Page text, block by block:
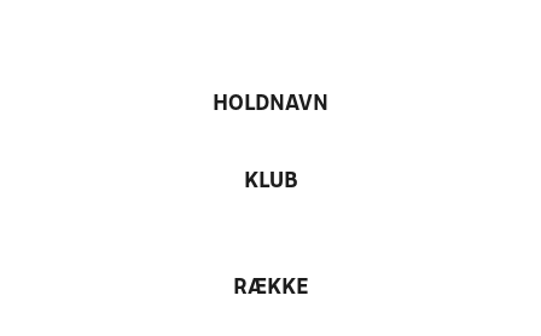
HOLDNAVN
KLUB
RÆKKE